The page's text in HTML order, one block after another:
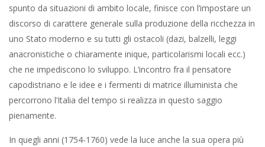
spunto da situazioni di ambito locale, finisce con l’impostare un
discorso di carattere generale sulla produzione della ricchezza in
uno Stato moderno e su tutti gli ostacoli (dazi, balzelli, leggi
anacronistiche o chiaramente inique, particolarismi locali ecc.)
che ne impediscono lo sviluppo. L’incontro fra il pensatore
capodistriano e le idee e i fermenti di matrice illuminista che
percorrono l’Italia del tempo si realizza in questo saggio
pienamente.
In quegli anni (1754-1760) vede la luce anche la sua opera più